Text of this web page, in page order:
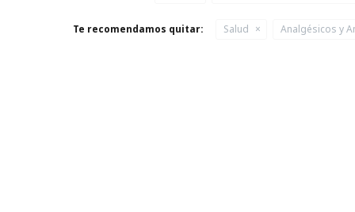
Te recomendamos quitar: Salud Analgésicos y